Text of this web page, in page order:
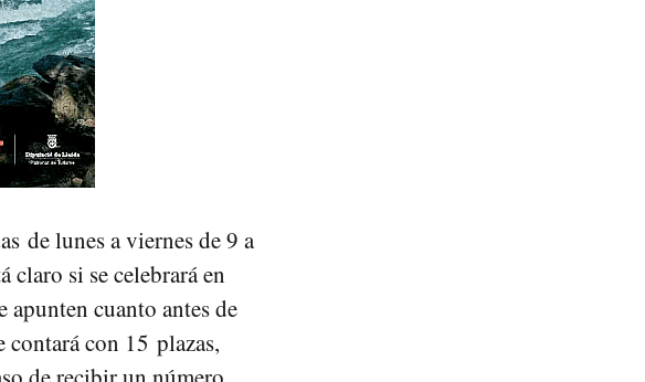
de lunes a viernes de 9 a
claro si se celebrará en
cuanto antes de
contará con 15 plazas,